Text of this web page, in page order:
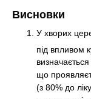
Висновки
У хворих
під впливом
що
(з 80% до